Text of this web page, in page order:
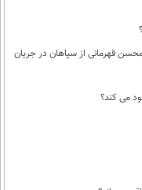
قهرمانی از سپاهان در جریان
می کند؟